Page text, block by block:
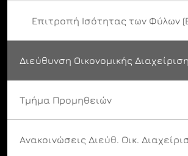
Επιτροπή Ισότητας των Φύλων
Διεύθυνση Οικονομικής
Τμήμα Προμηθειών
Ανακοινώσεις Διεύθ. Οικ.